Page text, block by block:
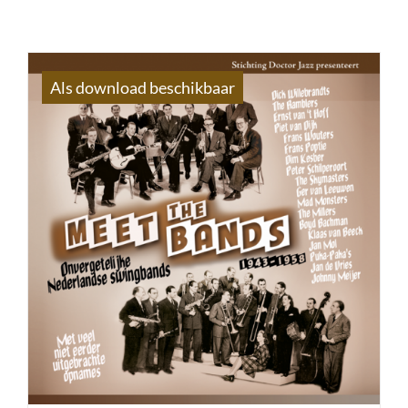
Als download beschikbaar